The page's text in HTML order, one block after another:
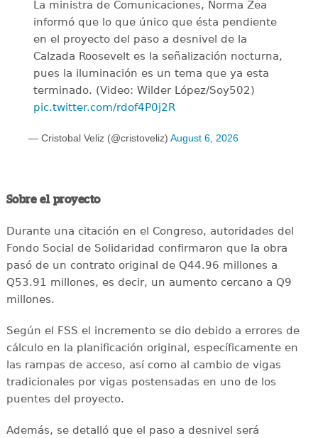
La ministra de Comunicaciones, Norma Zea
informó que lo que único que ésta pendiente
en el proyecto del paso a desnivel de la
Calzada Roosevelt es la señalización nocturna,
pues la iluminación es un tema que ya esta
terminado. (Video: Wilder López/Soy502)
pic.twitter.com/rdof4P0j2R
— Cristobal Veliz (@cristoveliz) August 6, 2026
Sobre el proyecto
Durante una citación en el Congreso, autoridades del
Fondo Social de Solidaridad confirmaron que la obra
pasó de un contrato original de Q44.96 millones a
Q53.91 millones, es decir, un aumento cercano a Q9
millones.
Según el FSS el incremento se dio debido a errores de
cálculo en la planificación original, específicamente en
las rampas de acceso, así como al cambio de vigas
tradicionales por vigas postensadas en uno de los
puentes del proyecto.
Además, se detalló que el paso a desnivel será